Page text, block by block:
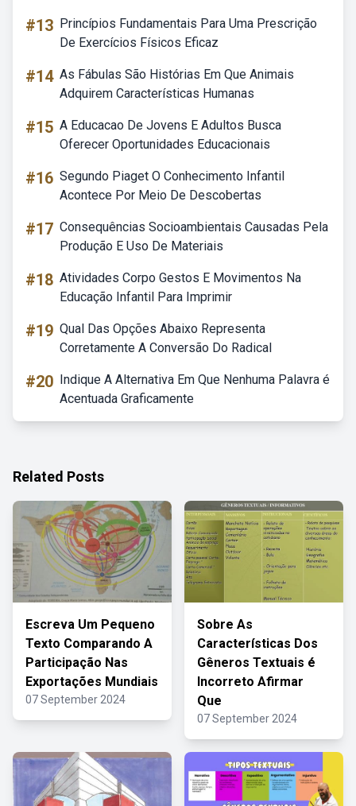
#13 Princípios Fundamentais Para Uma Prescrição
De Exercícios Físicos Eficaz
#14 As Fábulas São Histórias Em Que Animais
Adquirem Características Humanas
#15 A Educacao De Jovens E Adultos Busca
Oferecer Oportunidades Educacionais
#16 Segundo Piaget O Conhecimento Infantil
Acontece Por Meio De Descobertas
#17 Consequências Socioambientais Causadas Pela
Produção E Uso De Materiais
#18 Atividades Corpo Gestos E Movimentos Na
Educação Infantil Para Imprimir
#19 Qual Das Opções Abaixo Representa
Corretamente A Conversão Do Radical
#20 Indique A Alternativa Em Que Nenhuma Palavra é
Acentuada Graficamente
Related Posts
Escreva Um Pequeno
Texto Comparando A
Participação Nas
Exportações Mundiais
07 September 2024
Sobre As
Características Dos
Gêneros Textuais é
Incorreto Afirmar
Que
07 September 2024